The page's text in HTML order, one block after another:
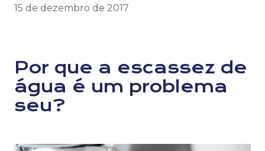
15 de dezembro de 2017
Por que a escassez de
água é um problema
seu?